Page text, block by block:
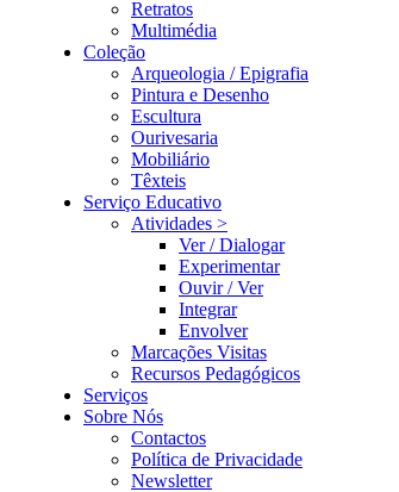
Retratos
Multimédia
Coleção
Arqueologia / Epigrafia
Pintura e Desenho
Escultura
Ourivesaria
Mobiliário
Têxteis
Serviço Educativo
Atividades >
Ver / Dialogar
Experimentar
Ouvir / Ver
Integrar
Envolver
Marcações Visitas
Recursos Pedagógicos
Serviços
Sobre Nós
Contactos
Política de Privacidade
Newsletter